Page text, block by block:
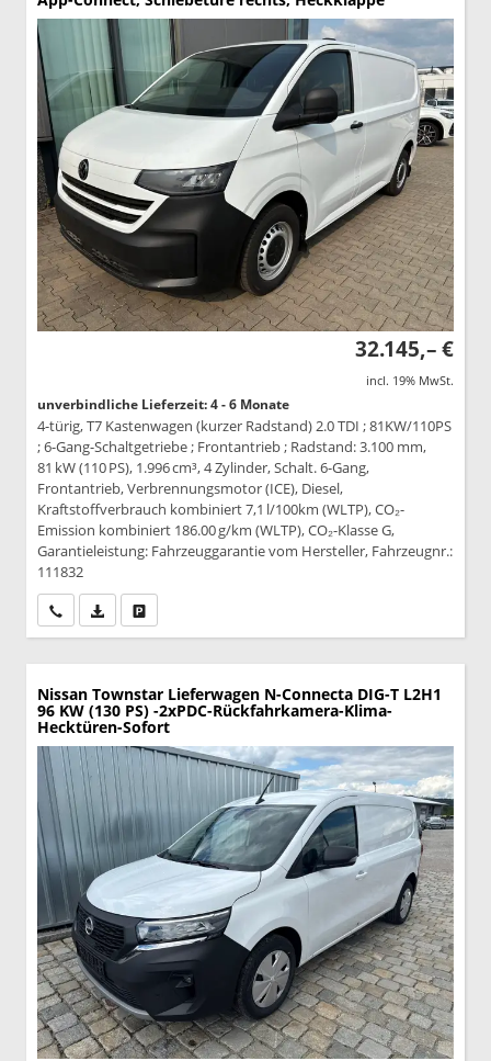
32.145,– €
incl. 19% MwSt.
unverbindliche Lieferzeit: 4 - 6 Monate
4-türig, T7 Kastenwagen (kurzer Radstand) 2.0 TDI ; 81KW/110PS
; 6-Gang-Schaltgetriebe ; Frontantrieb ; Radstand: 3.100 mm,
81 kW (110 PS), 1.996 cm³, 4 Zylinder, Schalt. 6-Gang,
Frontantrieb, Verbrennungsmotor (ICE), Diesel,
Kraftstoffverbrauch kombiniert 7,1 l/100km (WLTP), CO₂-
Emission kombiniert 186.00 g/km (WLTP), CO₂-Klasse G,
Garantieleistung: Fahrzeuggarantie vom Hersteller, Fahrzeugnr.:
111832
Wir rufen Sie anPDF-Datei, Fahrzeugexposé drucken
Nissan Townstar Lieferwagen N-Connecta DIG-T L2H1
96 KW (130 PS) -2xPDC-Rückfahrkamera-Klima-
Hecktüren-Sofort